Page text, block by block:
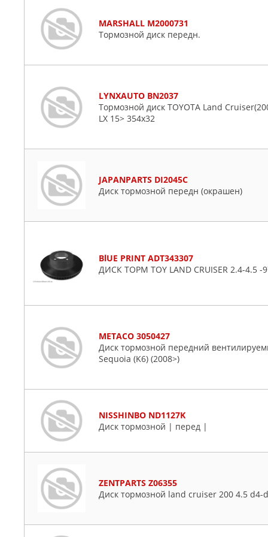
MARSHALL M2000731
Тормозной диск передн.
LYNXAUTO BN2037
Тормозной диск TOYOTA Land
LX 15> 354x32
JAPANPARTS DI2045C
Диск тормозной передн (окрашен)
BlUE PRINT ADT343307
ДИСК ТОРМ TOY LAND CRUISER 2.4-4.5 -
METACO 3050427
Диск тормозной передний
Sequoia (K6) (2008>)
NISSHINBO ND1127K
Диск тормозной | перед |
ZENTPARTS Z06355
Диск тормозной land cruiser 200 4.5 d4-